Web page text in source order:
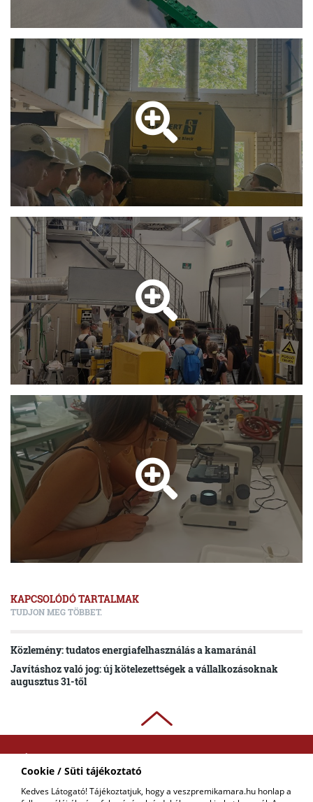
Cookie / Süti tájékoztató
Kedves Látogató! Tájékoztatjuk, hogy a veszpremikamara.hu honlap a
KAPCSOLÓDÓ TARTALMAK
TUDJON MEG TÖBBET.
Közlemény: tudatos energiafelhasználás a kamaránál
Javításhoz való jog: új kötelezettségek a vállalkozásoknak
augusztus 31-től